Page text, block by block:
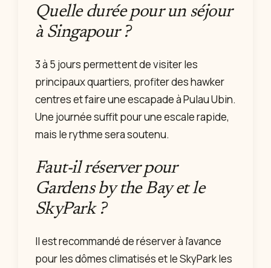
Quelle durée pour un séjour
à Singapour ?
3 à 5 jours permettent de visiter les
principaux quartiers, profiter des hawker
centres et faire une escapade à Pulau Ubin.
Une journée suffit pour une escale rapide,
mais le rythme sera soutenu.
Faut-il réserver pour
Gardens by the Bay et le
SkyPark ?
Il est recommandé de réserver à l’avance
pour les dômes climatisés et le SkyPark les